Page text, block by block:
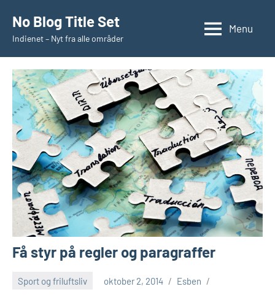
indhold
No Blog Title Set
Indienet – Nyt fra alle områder
Menu
Få styr på regler og paragraffer
Sport og friluftsliv oktober 2, 2014 Esben